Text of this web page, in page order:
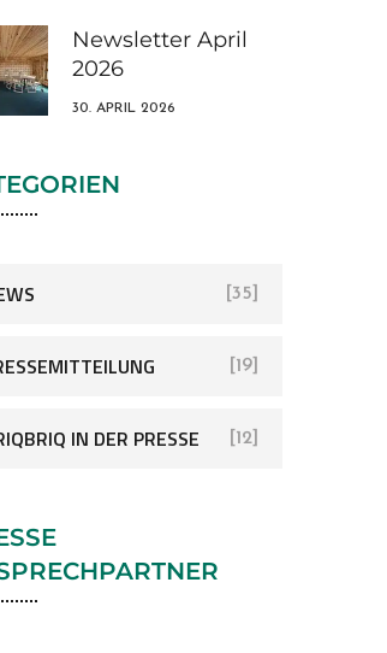
Newsletter April
2026
30. APRIL 2026
[35]
[19]
IN DER PRESSE [12]